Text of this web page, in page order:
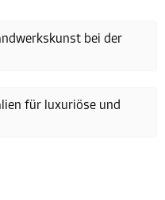
bei der
für luxuriöse und